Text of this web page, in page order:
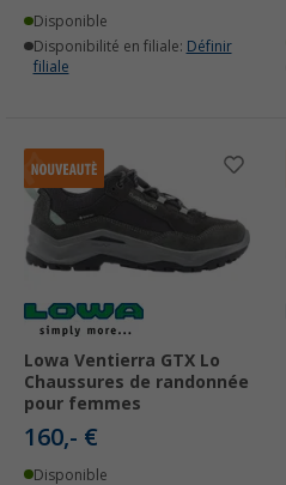
Disponible
Disponibilité en filiale: Définir
filiale
Lowa Ventierra GTX Lo
Chaussures de randonnée
pour femmes
160,- €
Disponible